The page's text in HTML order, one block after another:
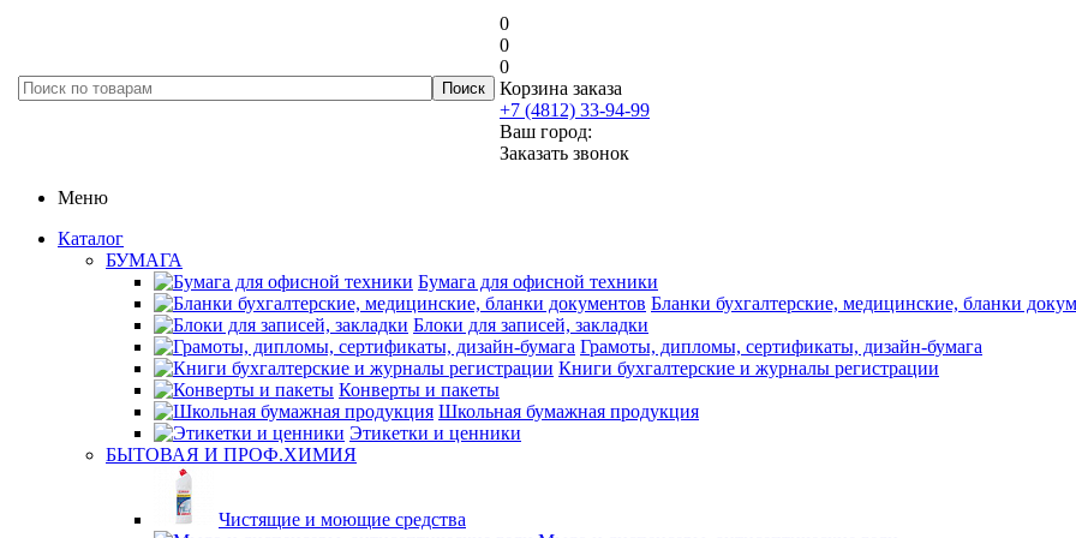
0
0
0
Корзина заказа
+7 (4812) 33-94-99
Ваш город:
Заказать звонок
Меню
Каталог
БУМАГА
Бумага для офисной техники
Бланки бухгалтерские, медицинские, бланки
Блоки для записей, закладки
Грамоты, дипломы, сертификаты, дизайн-бумага
Книги бухгалтерские и журналы регистрации
Конверты и пакеты
Школьная бумажная продукция
Этикетки и ценники
БЫТОВАЯ И ПРОФ.ХИМИЯ
Чистящие и моющие средства